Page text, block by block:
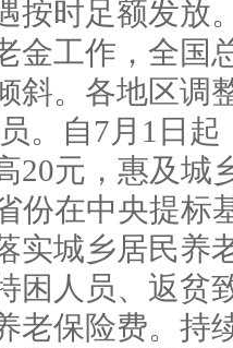
按时足额发放
金工作，全国
斜。各地区调
。自7月1日
20元，惠及城
份在中央提标
实城乡居民养
困人员、返贫
老保险费。持